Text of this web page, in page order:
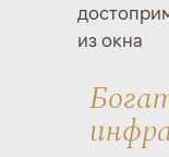
из окна